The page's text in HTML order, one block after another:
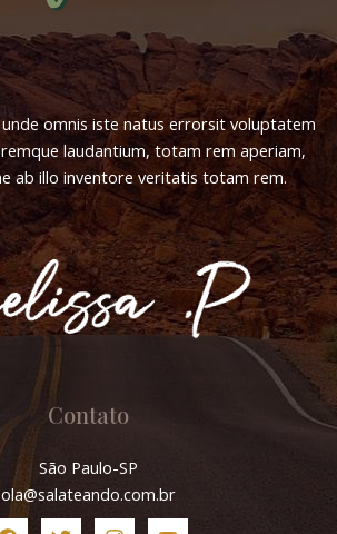
omnis iste natus errorsit voluptatem
laudantium, totam rem aperiam,
ab illo inventore veritatis totam rem.
Contato
São Paulo-SP
ola@salateando.com.br